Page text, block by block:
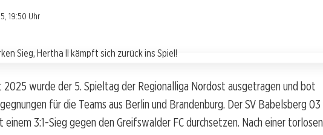
19:50 Uhr
2025 wurde der 5. Spieltag der Regionalliga Nordost ausgetragen und bot
für die Teams aus Berlin und Brandenburg. Der SV Babelsberg 03
einem 3:1-Sieg gegen den Greifswalder FC durchsetzen. Nach einer torlosen